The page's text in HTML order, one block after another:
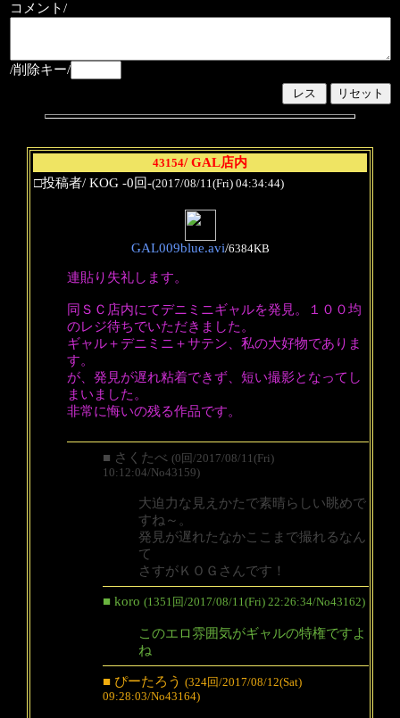
コメント/
/削除キー/
43154/ GAL店内
□投稿者/ KOG -0回-(2017/08/11(Fri) 04:34:44)
GAL009blue.avi/6384KB
連貼り失礼します。
同ＳＣ店内にてデニミニギャルを発見。１００均
のレジ待ちでいただきました。
ギャル＋デニミニ＋サテン、私の大好物でありま
す。
が、発見が遅れ粘着できず、短い撮影となってし
まいました。
非常に悔いの残る作品です。
■ さくたべ (0回/2017/08/11(Fri)
10:12:04/No43159)
大迫力な見えかたで素晴らしい眺めで
すね～。
発見が遅れたなかここまで撮れるなん
て
さすがＫＯＧさんです！
■ koro (1351回/2017/08/11(Fri) 22:26:34/No43162)
このエロ雰囲気がギャルの特権ですよ
ね
■ ぴーたろう (324回/2017/08/12(Sat)
09:28:03/No43164)